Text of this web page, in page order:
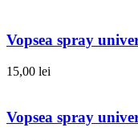
Vopsea spray
15,00 lei
Vopsea spray